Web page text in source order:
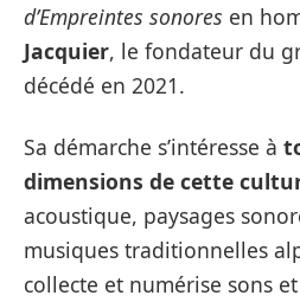
d’Empreintes sonores en
Jacquier, le fondateur du
décédé en 2021.
Sa démarche s’intéresse à
dimensions de cette
acoustique, paysages
musiques traditionnelles
collecte et numérise sons